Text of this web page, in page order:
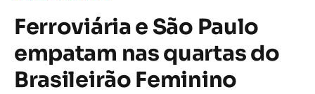
Ferroviária e São Paulo
empatam nas quartas do
Brasileirão Feminino